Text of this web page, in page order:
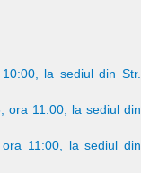
la sediul din Str.
ora 11:00, la sediul din
11:00, la sediul din